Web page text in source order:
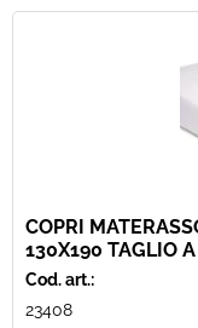
COPRI
130X190 TAGLIO
Cod. art.:
23408